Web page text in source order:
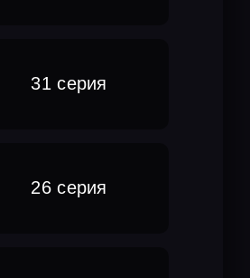
31 серия
26 серия